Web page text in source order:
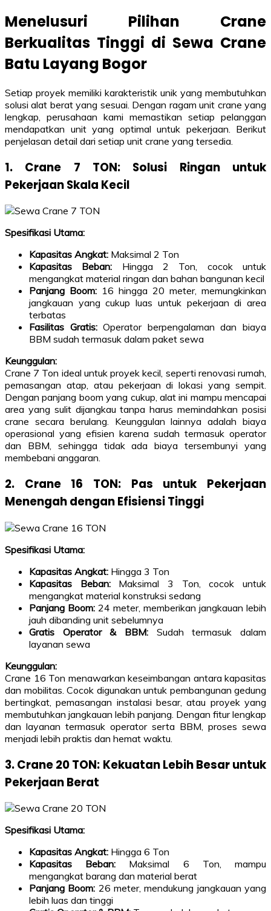
Menelusuri Pilihan Crane
Berkualitas Tinggi di Sewa Crane
Batu Layang Bogor
Setiap proyek memiliki karakteristik unik yang membutuhkan
solusi alat berat yang sesuai. Dengan ragam unit crane yang
lengkap, perusahaan kami memastikan setiap pelanggan
mendapatkan unit yang optimal untuk pekerjaan. Berikut
penjelasan detail dari setiap unit crane yang tersedia.
1. Crane 7 TON: Solusi Ringan untuk
Pekerjaan Skala Kecil
Spesifikasi Utama:
Kapasitas Angkat: Maksimal 2 Ton
Kapasitas Beban: Hingga 2 Ton, cocok untuk
mengangkat material ringan dan bahan bangunan kecil
Panjang Boom: 16 hingga 20 meter, memungkinkan
jangkauan yang cukup luas untuk pekerjaan di area
terbatas
Fasilitas Gratis:Operator berpengalaman dan biaya
BBM sudah termasuk dalam paket sewa
Keunggulan:
Crane 7 Ton ideal untuk proyek kecil, seperti renovasi rumah,
pemasangan atap, atau pekerjaan di lokasi yang sempit.
Dengan panjang boom yang cukup, alat ini mampu mencapai
area yang sulit dijangkau tanpa harus memindahkan posisi
crane secara berulang. Keunggulan lainnya adalah biaya
operasional yang efisien karena sudah termasuk operator
dan BBM, sehingga tidak ada biaya tersembunyi yang
membebani anggaran.
2. Crane 16 TON: Pas untuk Pekerjaan
Menengah dengan Efisiensi Tinggi
Spesifikasi Utama:
Kapasitas Angkat: Hingga 3 Ton
Kapasitas Beban:Maksimal 3 Ton, cocok untuk
mengangkat material konstruksi sedang
Panjang Boom: 24 meter, memberikan jangkauan lebih
jauh dibanding unit sebelumnya
Gratis Operator & BBM: Sudah termasuk dalam
layanan sewa
Keunggulan:
Crane 16 Ton menawarkan keseimbangan antara kapasitas
dan mobilitas. Cocok digunakan untuk pembangunan gedung
bertingkat, pemasangan instalasi besar, atau proyek yang
membutuhkan jangkauan lebih panjang. Dengan fitur lengkap
dan layanan termasuk operator serta BBM, proses sewa
menjadi lebih praktis dan hemat waktu.
3. Crane 20 TON: Kekuatan Lebih Besar untuk
Pekerjaan Berat
Spesifikasi Utama:
Kapasitas Angkat: Hingga 6 Ton
Kapasitas Beban: Maksimal 6 Ton, mampu
mengangkat barang dan material berat
Panjang Boom: 26 meter, mendukung jangkauan yang
lebih luas dan tinggi